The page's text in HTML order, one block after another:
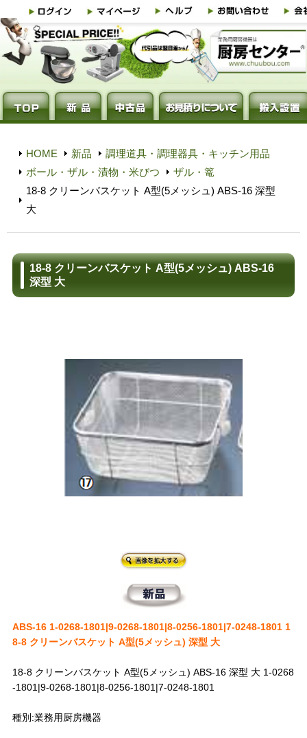
HOME 新品
調理道具・調理器具・キッチン用品
ボール・ザル・漬物・米びつ
ザル・篭
18-8 クリーンバスケット A型(5メッシュ) ABS-16 深型
大
18-8 クリーンバスケット A型(5メッシュ) ABS-16
深型 大
ABS-16 1-0268-1801|9-0268-1801|8-0256-1801|7-0248-1801 1
8-8 クリーンバスケット A型(5メッシュ) 深型 大
18-8 クリーンバスケット A型(5メッシュ) ABS-16 深型 大 1-0268
-1801|9-0268-1801|8-0256-1801|7-0248-1801
種別:業務用厨房機器